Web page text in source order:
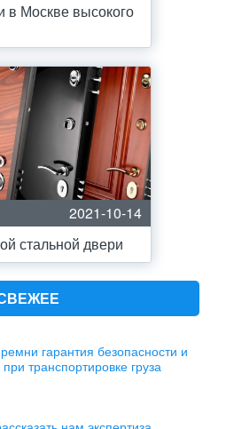
в Москве высокого
2021-10-14
стальной двери
гарантия безопасности и
транспортировке груза